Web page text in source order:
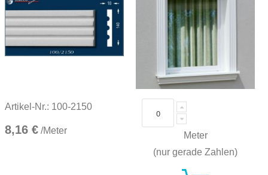
Artikel-Nr.: 100-2150
8,16 € /Meter
Meter
(nur gerade Zahlen)